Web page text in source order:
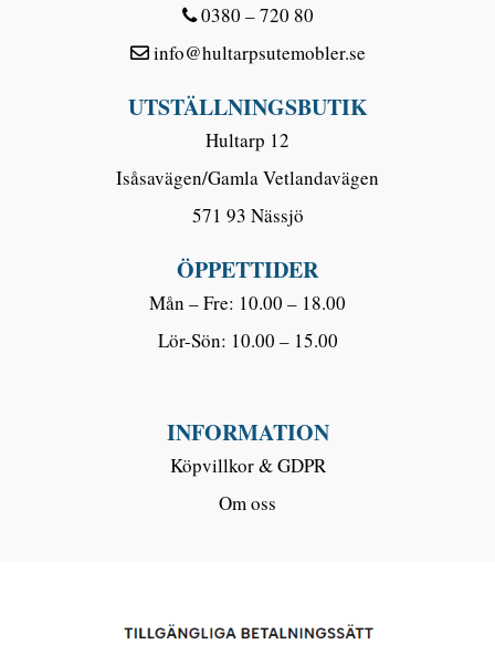
0380 – 720 80
info@hultarpsutemobler.se
UTSTÄLLNINGSBUTIK
Hultarp 12
Isåsavägen/Gamla Vetlandavägen
571 93 Nässjö
ÖPPETTIDER
Mån – Fre: 10.00 – 18.00
Lör-Sön: 10.00 – 15.00
INFORMATION
Köpvillkor & GDPR
Om oss